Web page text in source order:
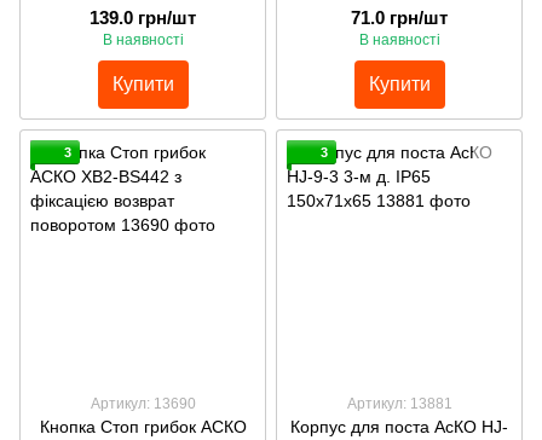
підсвіткою
139.0 грн/шт
В наявності
Купити
71.0 грн/шт
В наявності
Купити
3
Артикул: 13690
Кнопка Стоп грибок АСКО
3
Артикул: 13881
Корпус для поста АсКО HJ-